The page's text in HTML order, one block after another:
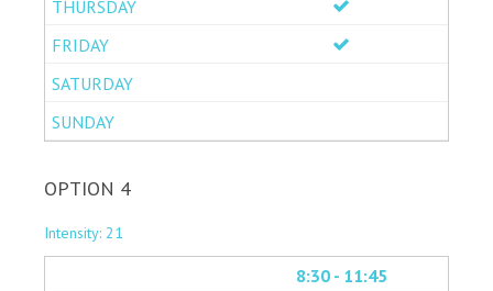
OPTION 4
Intensity: 21
8:30 - 11:45